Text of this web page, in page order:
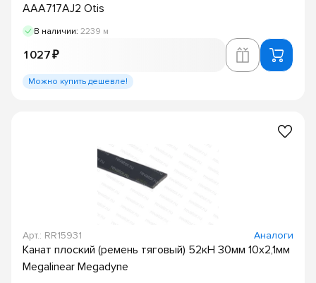
AAA717AJ2 Otis
В наличии: 2239 м
1 027 ₽
Можно купить дешевле!
Арт.: RR15931 Аналоги
Канат плоский (ремень тяговый) 52кН 30мм 10х2,1мм
Megalinear Megadyne